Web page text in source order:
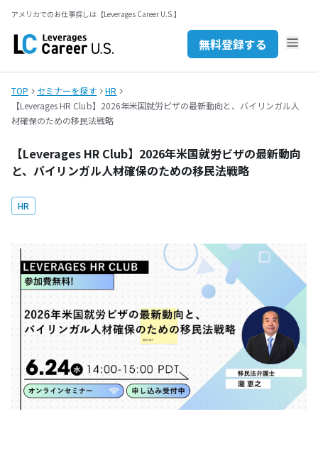
アメリカでのお仕事探しは【Leverages Career U.S.】
無料登録する
セミナーを探す
お問い合わせ
無料登録する
TOP セミナーを探す
HR
【Leverages HR Club】2026年米国就労ビザの最新動向と、バイリンガル人
材確保のための移民法戦略
【Leverages HR Club】2026年米国就労ビザの最新動向
と、バイリンガル人材確保のための移民法戦略
HR